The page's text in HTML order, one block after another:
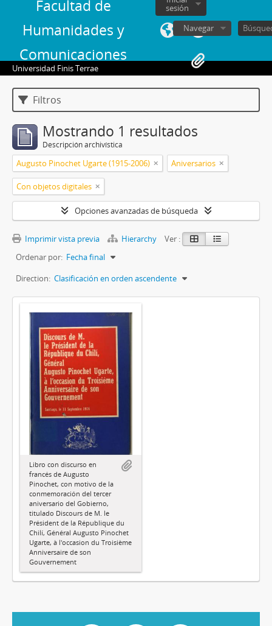
Facultad de
Humanidades y
Comunicaciones
sesión
Navegar
Universidad Finis Terrae
Filtros
Mostrando 1 resultados
Descripción archivística
Augusto Pinochet Ugarte (1915-2006) Aniversarios
Con objetos digitales
Opciones avanzadas de búsqueda
Imprimir vista previa Hierarchy
Ver :
Ordenar por: Fecha final
Direction: Clasificación en orden ascendente
Libro con discurso en
francés de Augusto
Pinochet, con motivo de la
conmemoración del tercer
aniversario del Gobierno,
titulado Discours de M. le
Président de la République du
Chilí, Général Augusto Pinochet
Ugarte, à l'occasion du Troisième
Anniversaire de son
Gouvernement